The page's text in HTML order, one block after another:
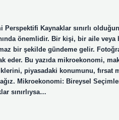
Perspektifi Kaynaklar sınırlı
önemlidir. Bir kişi, bir aile veya
bir şekilde gündeme gelir.
eder. Bu yazıda mikroekonomi,
piyasadaki konumunu, fırsat
Mikroekonomi: Bireysel
sınırlıysa…